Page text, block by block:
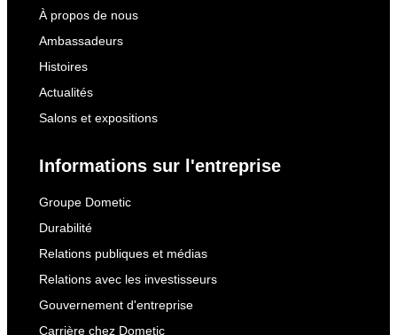
À propos de nous
Ambassadeurs
Histoires
Actualités
Salons et expositions
Informations sur l'entreprise
Groupe Dometic
Durabilité
Relations publiques et médias
Relations avec les investisseurs
Gouvernement d'entreprise
Carrière chez Dometic